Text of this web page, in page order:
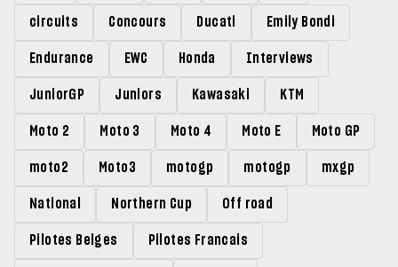
circuits Concours Ducati Emily Bondi
Endurance EWC Honda Interviews
JuniorGP Juniors Kawasaki KTM
Moto 2 Moto 3 Moto 4 Moto E Moto GP
moto2 Moto3 motogp motogp mxgp
National Northern Cup Off road
Pilotes Belges Pilotes Francais